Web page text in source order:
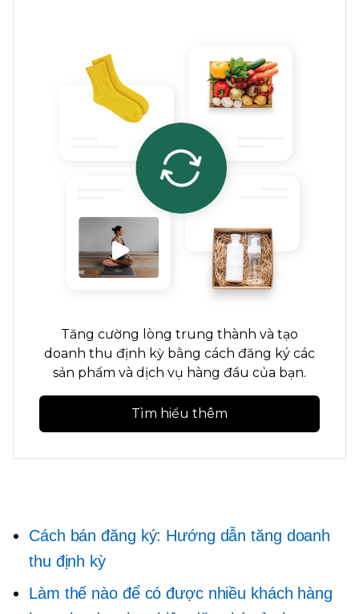
Tăng cường lòng trung thành và tạo
doanh thu định kỳ bằng cách đăng ký các
sản phẩm và dịch vụ hàng đầu của bạn.
Tìm hiểu thêm
Cách bán đăng ký: Hướng dẫn tăng doanh
thu định kỳ
Làm thế nào để có được nhiều khách hàng